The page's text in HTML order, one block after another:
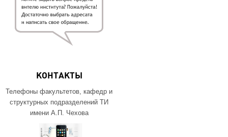
КОНТАКТЫ
Телефоны факультетов, кафедр и
структурных подразделений ТИ
имени А.П. Чехова